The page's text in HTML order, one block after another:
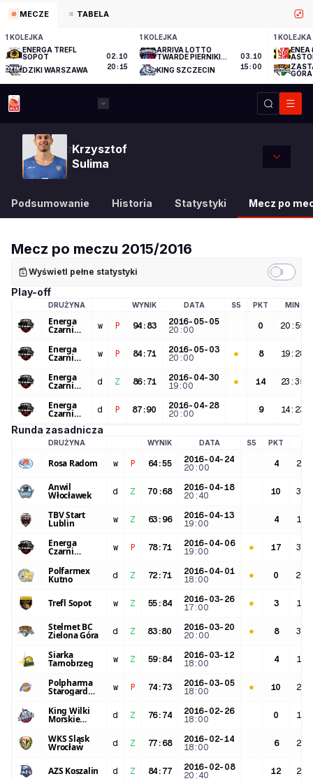
MECZE TABELA
1 KOLEJKA
ENERGA TREFL
SOPOT
DZIKI WARSZAWA
02.10
20:15
1 KOLEJKA
ARRIVA LOTTO
TWARDE PIERNIKI
KING SZCZECIN
03.10
15:00
1 KOLEJKA
ENEA
GÓRA
7Krzysztof
Sulima
Podsumowanie Historia Statystyki Mecz po
Mecz po meczu 2015/2016
Wyświetl pełne statystyki
Play-off
LOGO DRUŻYNY
DRUŻYNA WYNIK DATA S5 PKT MIN
Energa
Czarni w P 94 : 83
2016-05-05
20:00
0 20:55
Energa
Czarni w P 84 : 71
2016-05-03
20:00
8 19:28
Energa
Czarni d Z 86: 71
2016-04-30
19:00
14 23:35
Energa
Czarni d P 87:90
2016-04-28
20:00
9 14:23
Runda zasadnicza
LOGO DRUŻYNY
DRUŻYNA WYNIK DATA S5 PKT
Rosa Radom w P 64 :55
2016-04-24
20:00
4
Anwil
Włocławek d Z 70 :68
2016-04-18
20:40
10
TBV Start
Lublin w Z 63 : 96
2016-04-13
19:00
4
Energa
Czarni w P 78: 71
2016-04-06
19:00
17
Polfarmex
Kutno d Z 72 : 71
2016-04-01
18:00
0
Trefl Sopot w Z 55 : 84
2016-03-26
17:00
3
Stelmet BC
Zielona Góra d Z 83:80
2016-03-20
20:00
8
Siarka
Tarnobrzeg w Z 59: 84
2016-03-12
18:00
4
Polpharma
Starogard
Gdański
w P 74 : 73
2016-03-05
18:00
10
King Wilki
Morskie d Z 76: 74
2016-02-26
18:00
0
WKS Śląsk
Wrocław d Z 77 : 68
2016-02-14
18:00
6
AZS Koszalin d Z 84 : 77
2016-02-08
20:40
12